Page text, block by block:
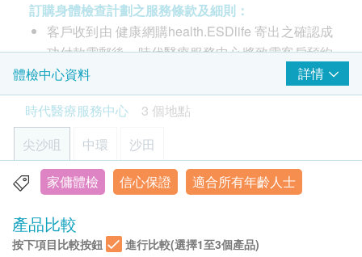
泌尿情況
小便硝酸盬
小便酸鹼度
小便比重
小便尿糖
小便尿膽素
小便白血球
小便清濁度
小便血
小便顏色
妊娠測試
HK$ 100.0
肝超聲波
可探測肝癌、肝硬化、脂肪肝等(此檢查項目或需另約日期到
指定中心進行檢查)
HK$1,100.0
注意事項:
- 請詳閱以下「條款及細則」了解更多服務需知及注
意事項
訂購身體檢查計劃之服務條款及細則：
客戶收到由 健康網購health.ESDlife 寄出之確認成
功付款電郵後，時代醫療服務中心將致電客戶預約
身體檢查的時間及地點。
時代醫療服務中心 - 預約或查詢：3585 8533
客戶必須於預約當天出示身份證及列印訂購確認信
以確認身份。
身體檢查服務計劃有效期為6個月，客戶必須於6個
月內 (由確認付款日期起計) 接受有關服務，逾期作
廢。
訂購一經確認，不設退款。
進行身體檢查後，一般情況下，可於10至14個工
體檢中心資料
詳情
時代醫療服務中心
3 個地點
尖沙咀
中環 沙田
香港九龍尖沙咀彌敦道26號1302-1305室
顯示地圖
星期一至五：9:00a.m. – 1:30p.m.; 2:30p.m. – 6:30p.m.
家傭體檢 信心保證 適合所有年齡人士
產品比較
按下項目比較按鈕 進行比較(選擇1至3個產品)